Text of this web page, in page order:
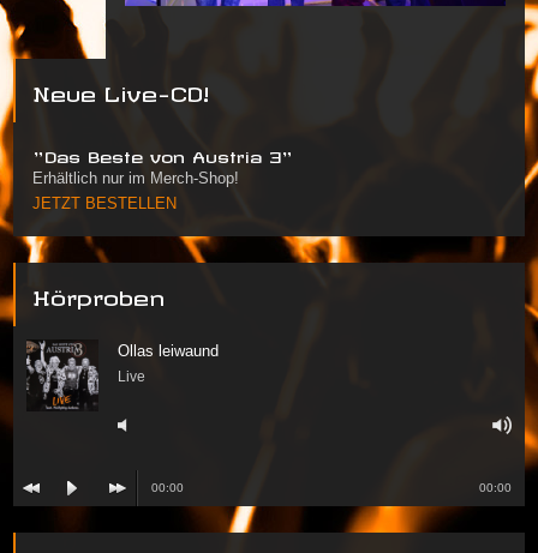
Neue Live-CD!
"Das Beste von Austria 3"
Erhältlich nur im Merch-Shop!
JETZT BESTELLEN
Hörproben
Ollas leiwaund
Live
00:00 00:00